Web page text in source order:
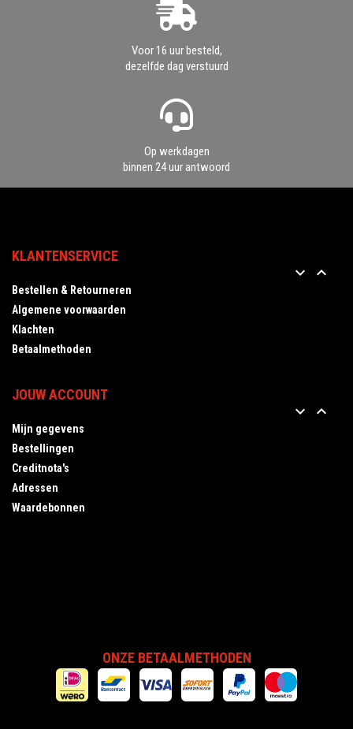
Voor 16 uur besteld,
dezelfde dag verstuurd
Op werkdagen
binnen 24 uur antwoord
KLANTENSERVICE
 
Bestellen & Retourneren
Algemene voorwaarden
Klachten
Betaalmethoden
JOUW ACCOUNT
 
Mijn gegevens
Bestellingen
Creditnota's
Adressen
Waardebonnen
ONZE BETAALMETHODEN